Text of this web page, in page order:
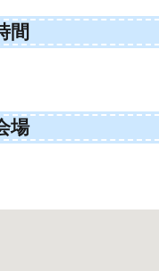
間
場